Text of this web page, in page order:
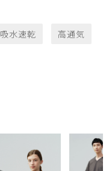
吸水速乾 高通気